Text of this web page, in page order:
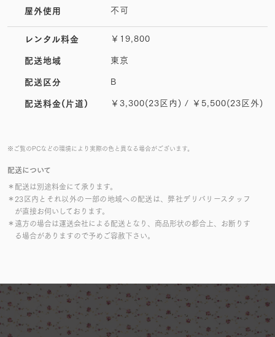
※ご覧のPCなどの環境により実際の色と異なる場合がございます。
配送について
＊配送は別途料金にて承ります。
＊23区内とそれ以外の一部の地域への配送は、弊社デリバリースタッフ
が直接お伺いしております。
＊遠方の場合は運送会社による配送となり、商品形状の都合上、お断りす
る場合がありますので予めご容赦下さい。
屋外使用 不可
レンタル料金 ￥19,800
配送地域 東京
配送区分 B
配送料金(片道) ￥3,300(23区内) / ￥5,500(23区外)